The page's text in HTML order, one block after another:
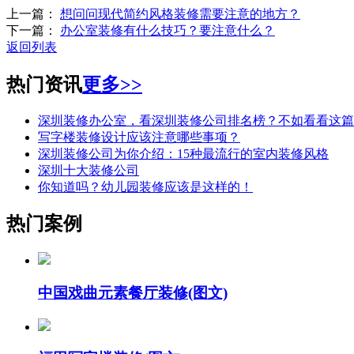
上一篇 ： 想问问现代简约风格装修需要注意的地方？
下一篇 ： 办公室装修有什么技巧？要注意什么？
返回列表
热门资讯更多>>
深圳装修办公室，看深圳装修公司排名榜？不如看看这
写字楼装修设计应该注意哪些事项？
深圳装修公司为你介绍：15种最流行的室内装修风格
深圳十大装修公司
你知道吗？幼儿园装修应该是这样的！
热门案例
中国戏曲元素餐厅装修(图文)